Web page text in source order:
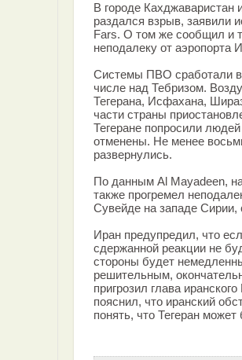
В городе Кахджаваристан
раздался взрыв, заявили
Fars. О том же сообщил и
неподалеку от
Системы ПВО сработали в
числе над Тебризом.
Тегерана, Исфахана,
части страны
Тегеране попросили
отменены. Не менее
развернулись.
По данным Al Mayadeen,
также прогремел
Сувейде на западе Сирии,
Иран предупредил, что
сдержанной реакции не
стороны будет
решительным,
пригрозил глава
пояснил, что иранский
понять, что Тегеран может